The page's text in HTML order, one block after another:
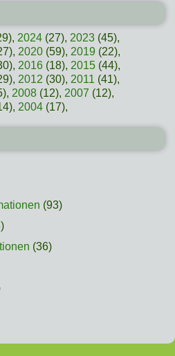
2024(27), 2023(45),
2020(59), 2019(22),
2016(18), 2015(44),
2012 (30), 2011 (41),
2008(12), 2007 (12),
2004(17),
(93)
(36)